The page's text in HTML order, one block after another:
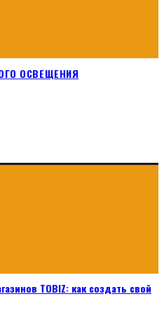
ОСВЕЩЕНИЯ
TOBIZ: как создать свой